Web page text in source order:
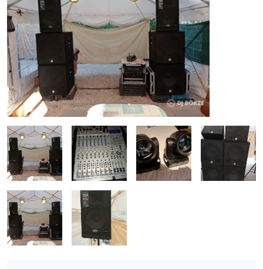
ÚJ TERMÉKEK